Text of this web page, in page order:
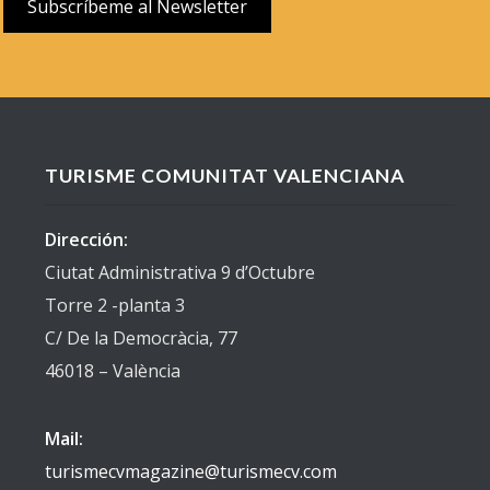
TURISME COMUNITAT VALENCIANA
Dirección:
Ciutat Administrativa 9 d’Octubre
Torre 2 -planta 3
C/ De la Democràcia, 77
46018 – València
Mail:
turismecvmagazine@turismecv.com